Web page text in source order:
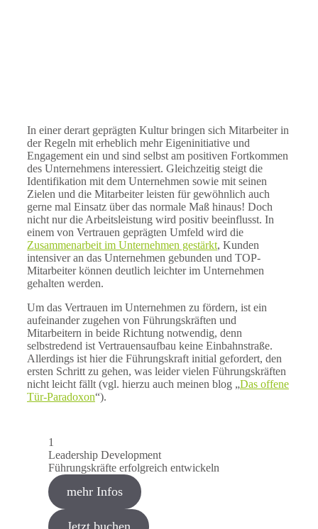
In einer derart geprägten Kultur bringen sich Mitarbeiter in
der Regeln mit erheblich mehr Eigeninitiative und
Engagement ein und sind selbst am positiven Fortkommen
des Unternehmens interessiert. Gleichzeitig steigt die
Identifikation mit dem Unternehmen sowie mit seinen
Zielen und die Mitarbeiter leisten für gewöhnlich auch
gerne mal Einsatz über das normale Maß hinaus! Doch
nicht nur die Arbeitsleistung wird positiv beeinflusst. In
einem von Vertrauen geprägten Umfeld wird die
Zusammenarbeit im Unternehmen gestärkt, Kunden
intensiver an das Unternehmen gebunden und TOP-
Mitarbeiter können deutlich leichter im Unternehmen
gehalten werden.
Um das Vertrauen im Unternehmen zu fördern, ist ein
aufeinander zugehen von Führungskräften und
Mitarbeitern in beide Richtung notwendig, denn
selbstredend ist Vertrauensaufbau keine Einbahnstraße.
Allerdings ist hier die Führungskraft initial gefordert, den
ersten Schritt zu gehen, was leider vielen Führungskräften
nicht leicht fällt (vgl. hierzu auch meinen blog „Das offene
Tür-Paradoxon“).
1
Leadership Development
Führungskräfte erfolgreich entwickeln
mehr Infos